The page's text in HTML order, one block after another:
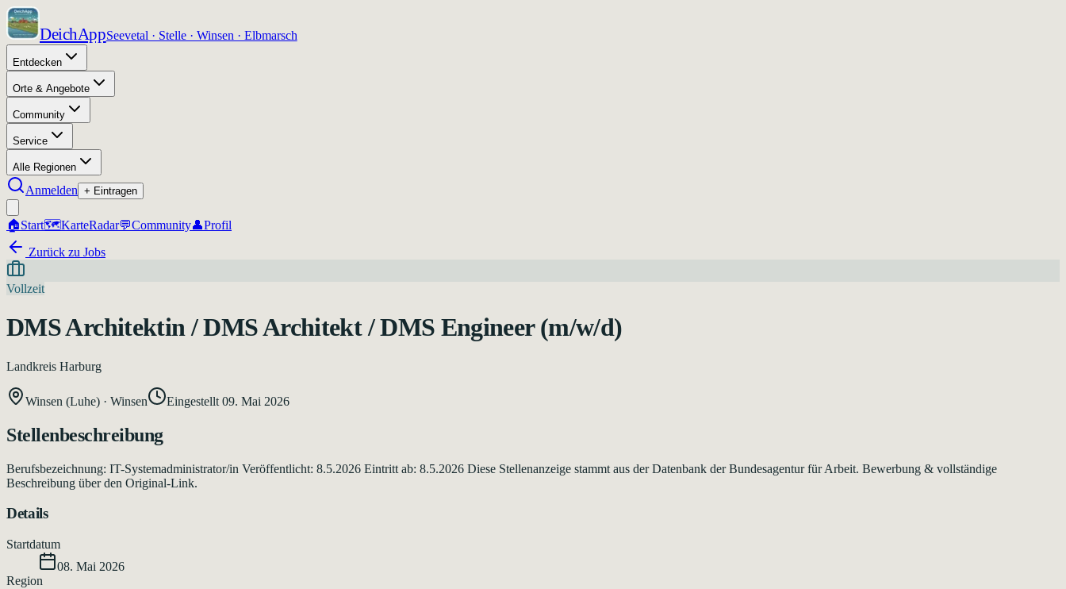
DeichAppSeevetal · Stelle · Winsen · Elbmarsch
Entdecken
Orte & Angebote
Community
Service
Alle Regionen
Anmelden + Eintragen
🏠Start🗺️KarteRadar💬Community👤Profil
Zurück zu Jobs
Vollzeit
DMS Architektin / DMS Architekt / DMS Engineer (m/w/d)
Landkreis Harburg
Winsen (Luhe) · Winsen Eingestellt 09. Mai 2026
Stellenbeschreibung
Berufsbezeichnung: IT-Systemadministrator/in Veröffentlicht: 8.5.2026 Eintritt ab: 8.5.2026 Diese Stellenanzeige stammt aus der Datenbank der Bundesagentur für Arbeit. Bewerbung & vollständige
Beschreibung über den Original-Link.
Details
Startdatum
08. Mai 2026
Region